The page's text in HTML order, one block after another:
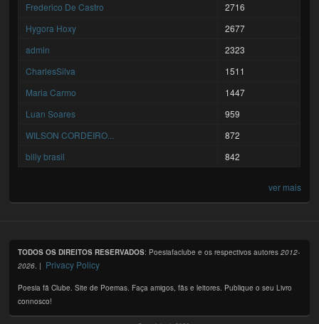
Frederico De Castro
2716
Hygora Hoxy
2677
admin
2323
CharlesSilva
1511
Maria Carmo
1447
Luan Soares
959
WILSON CORDEIRO...
872
billy brasil
842
ver mais
TODOS OS DIREITOS RESERVADOS: Poesiafaclube e os respectivos autores2012-
2026. | Privacy Policy
Poesia fã Clube. Site de Poemas. Faça amigos, fãs e leitores. Publique o seu Livro
connosco!